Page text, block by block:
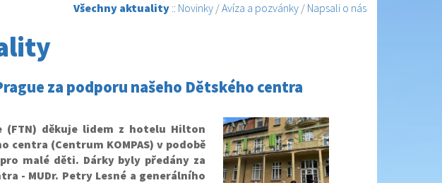
Všechny aktuality :: Novinky /Avíza a pozvánky / Napsali o nás
za podporu našeho Dětského centra
(FTN) děkuje lidem z hotelu Hilton
centra (Centrum KOMPAS) v podobě
malé děti. Dárky byly předány za
- MUDr. Petry Lesné a generálního